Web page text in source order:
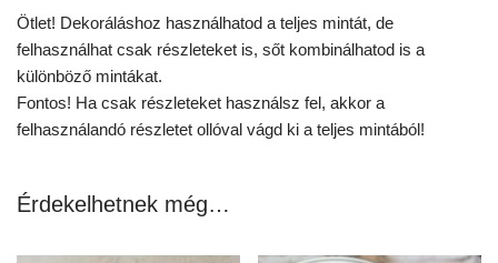
Ötlet! Dekoráláshoz használhatod a teljes mintát, de
felhasználhat csak részleteket is, sőt kombinálhatod is a
különböző mintákat.
Fontos! Ha csak részleteket használsz fel, akkor a
felhasználandó részletet ollóval vágd ki a teljes mintából!
Érdekelhetnek még…